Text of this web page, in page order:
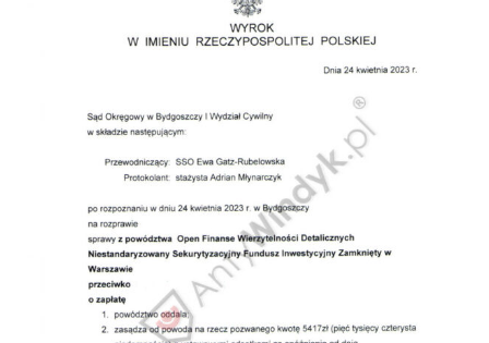
Doradztwo & konsulting
Negocjacje z wierzycielami
Doradztwo & konsulting